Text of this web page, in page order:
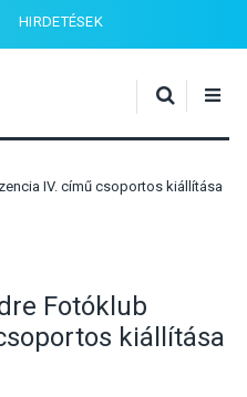
HIRDETÉSEK
IV. című csoportos kiállítása
Fotóklub
kiállítása